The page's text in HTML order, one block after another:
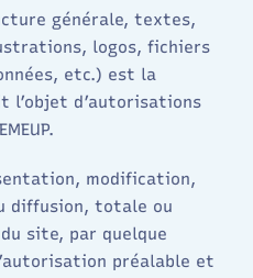
générale, textes,
logos, fichiers
etc.) est la
l’objet d’autorisations
modification,
diffusion, totale ou
site, par quelque
préalable et